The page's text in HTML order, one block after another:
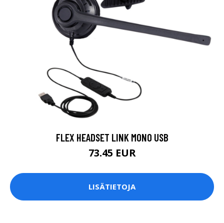
FLEX HEADSET LINK MONO USB
73.45 EUR
LISÄTIETOJA